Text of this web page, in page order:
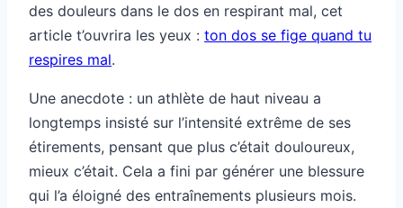
des douleurs dans le dos en respirant mal, cet
article t’ouvrira les yeux : ton dos se fige quand tu
respires mal.
Une anecdote : un athlète de haut niveau a
longtemps insisté sur l’intensité extrême de ses
étirements, pensant que plus c’était douloureux,
mieux c’était. Cela a fini par générer une blessure
qui l’a éloigné des entraînements plusieurs mois.